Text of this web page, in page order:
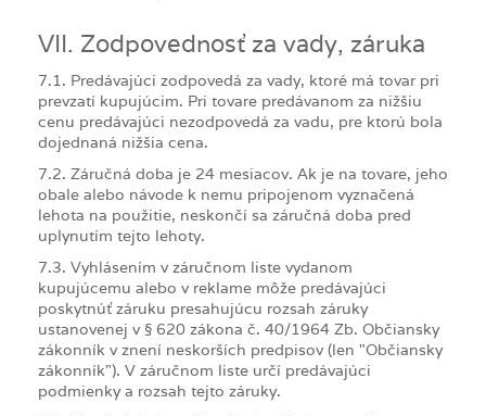
VII. Zodpovednosť za vady, záruka
7.1. Predávajúci zodpovedá za vady, ktoré má tovar pri
prevzatí kupujúcim. Pri tovare predávanom za nižšiu
cenu predávajúci nezodpovedá za vadu, pre ktorú bola
dojednaná nižšia cena.
7.2. Záručná doba je 24 mesiacov. Ak je na tovare, jeho
obale alebo návode k nemu pripojenom vyznačená
lehota na použitie, neskončí sa záručná doba pred
uplynutím tejto lehoty.
7.3. Vyhlásením v záručnom liste vydanom
kupujúcemu alebo v reklame môže predávajúci
poskytnúť záruku presahujúcu rozsah záruky
ustanovenej v § 620 zákona č. 40/1964 Zb. Občiansky
zákonník v znení neskorších predpisov (len "Občiansky
zákonník"). V záručnom liste určí predávajúci
podmienky a rozsah tejto záruky.